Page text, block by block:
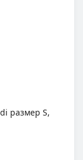
размер S,